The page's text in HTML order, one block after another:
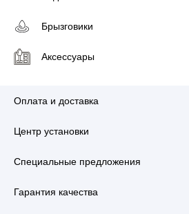
Брызговики
Аксессуары
Оплата и доставка
Центр установки
Специальные предложения
Гарантия качества